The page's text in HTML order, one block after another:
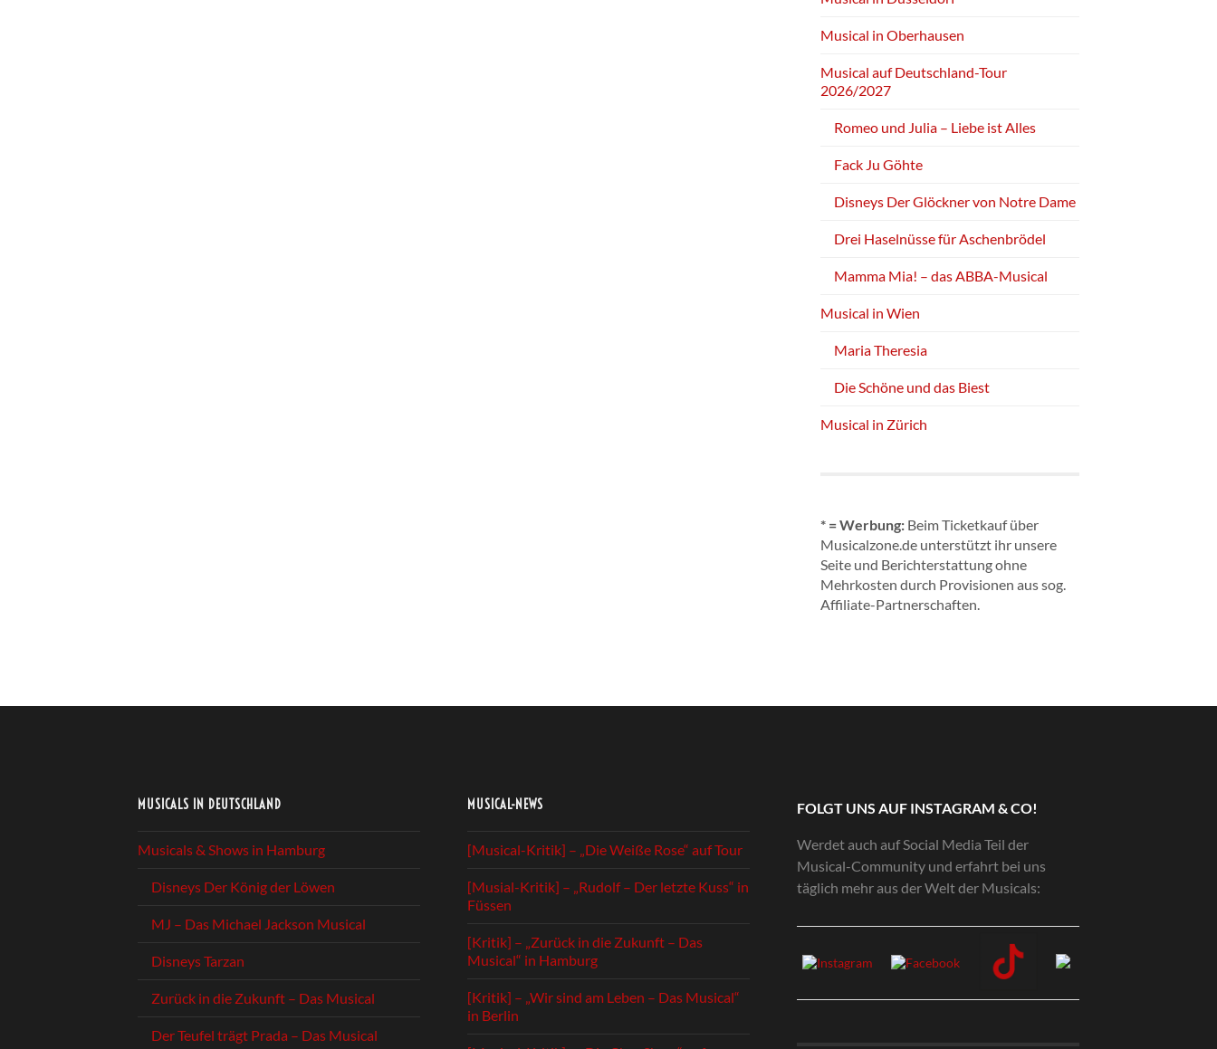
Musical in Oberhausen
Musical auf Deutschland-Tour
2026/2027
Romeo und Julia – Liebe ist Alles
Fack Ju Göhte
Disneys Der Glöckner von Notre Dame
Drei Haselnüsse für Aschenbrödel
Mamma Mia! – das ABBA-Musical
Musical in Wien
Maria Theresia
Die Schöne und das Biest
Musical in Zürich
* = Werbung: Beim Ticketkauf über
Musicalzone.de unterstützt ihr unsere
Seite und Berichterstattung ohne
Mehrkosten durch Provisionen aus sog.
Affiliate-Partnerschaften.
MUSICALS IN DEUTSCHLAND
Musicals & Shows in Hamburg
Disneys Der König der Löwen
MJ – Das Michael Jackson Musical
Disneys Tarzan
Zurück in die Zukunft – Das Musical
Der Teufel trägt Prada – Das Musical
MUSICAL-NEWS
[Musical-Kritik] – „Die Weiße Rose“ auf Tour
[Musial-Kritik] – „Rudolf – Der letzte Kuss“ in
Füssen
[Kritik] – „Zurück in die Zukunft – Das
Musical“ in Hamburg
[Kritik] – „Wir sind am Leben – Das Musical“
in Berlin
FOLGT UNS AUF INSTAGRAM & CO!
Werdet auch auf Social Media Teil der
Musical-Community und erfahrt bei uns
täglich mehr aus der Welt der Musicals: